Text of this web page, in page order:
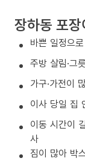
장하동 포
바쁜 일정으
주방 살림·그
가구·가전이
이사 당일 집
이동 시간이
사
짐이 많아 박